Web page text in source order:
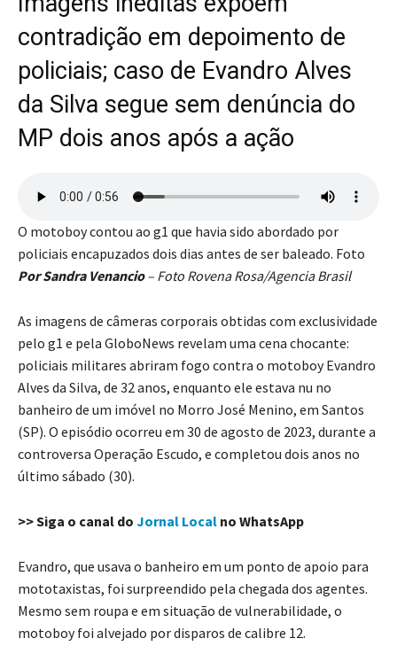
contradição em depoimento de
policiais; caso de Evandro Alves
da Silva segue sem denúncia do
MP dois anos após a ação
O motoboy contou ao g1 que havia sido abordado por
policiais encapuzados dois dias antes de ser baleado. Foto
Por Sandra Venancio– Foto Rovena Rosa/Agencia Brasil
As imagens de câmeras corporais obtidas com exclusividade
pelo g1 e pela GloboNews revelam uma cena chocante:
policiais militares abriram fogo contra o motoboy Evandro
Alves da Silva, de 32 anos, enquanto ele estava nu no
banheiro de um imóvel no Morro José Menino, em Santos
(SP). O episódio ocorreu em 30 de agosto de 2023, durante a
controversa Operação Escudo, e completou dois anos no
último sábado (30).
>> Siga o canal do Jornal Local no WhatsApp
Evandro, que usava o banheiro em um ponto de apoio para
mototaxistas, foi surpreendido pela chegada dos agentes.
Mesmo sem roupa e em situação de vulnerabilidade, o
motoboy foi alvejado por disparos de calibre 12.